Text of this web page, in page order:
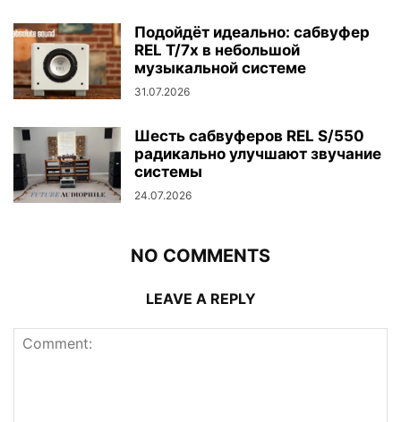
Подойдёт идеально: сабвуфер
REL T/7x в небольшой
музыкальной системе
31.07.2026
Шесть сабвуферов REL S/550
радикально улучшают звучание
системы
24.07.2026
NO COMMENTS
LEAVE A REPLY